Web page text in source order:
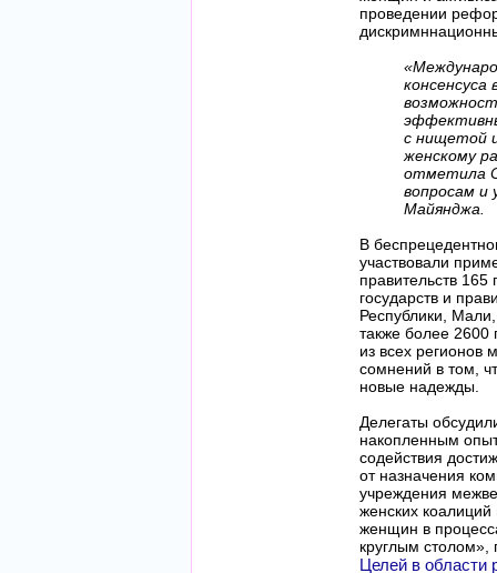
проведении
с нищетой
женскому
отметила
вопросам и
Майянджа.
В
участвовали
правительств
государств и
Республики,
также более 2600
из всех регионов
сомнений в том,
новые надежды.
Делегаты
накопленным
содействия
от назначения
учреждения
женских
женщин в
круглым столом»,
Целей в области